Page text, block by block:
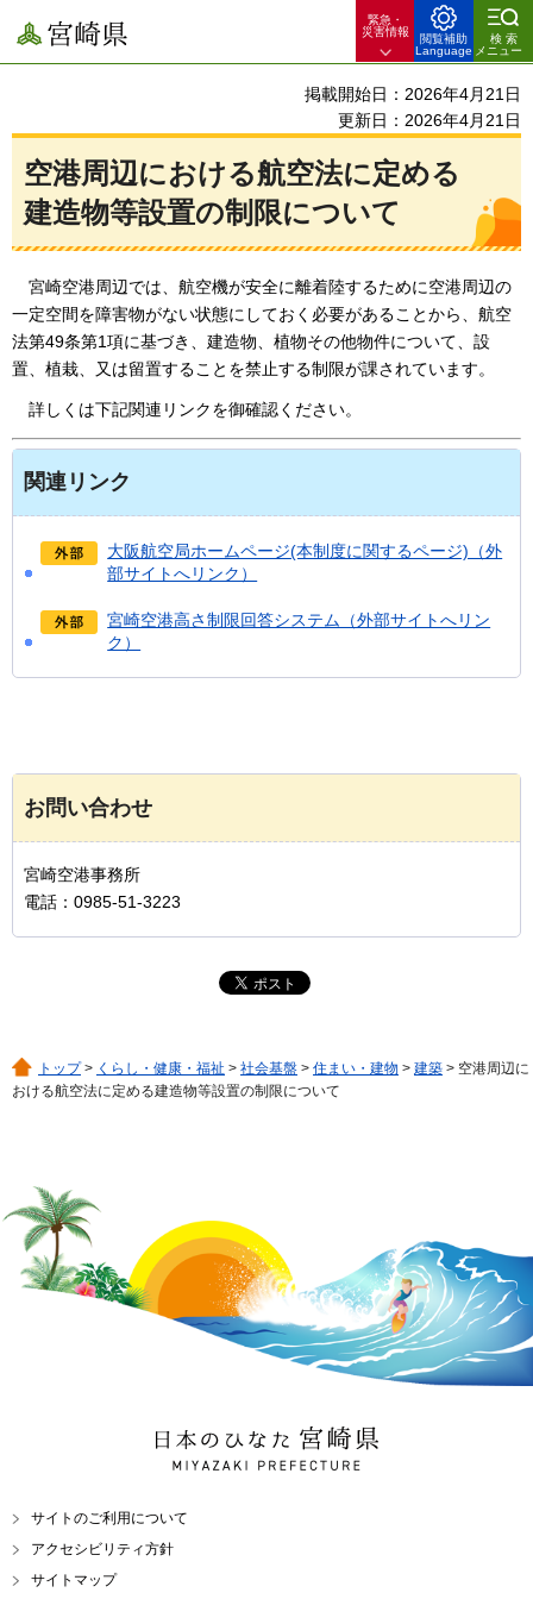
宮崎県
緊急・
災害情報
閲覧補助
Language
検索
メニュー
掲載開始日：2026年4月21日
更新日：2026年4月21日
空港周辺における航空法に定める
建造物等設置の制限について
宮崎空港周辺では、航空機が安全に離着陸するために空港周辺の
一定空間を障害物がない状態にしておく必要があることから、航空
法第49条第1項に基づき、建造物、植物その他物件について、設
置、植栽、又は留置することを禁止する制限が課されています。
詳しくは下記関連リンクを御確認ください。
関連リンク
大阪航空局ホームページ(本制度に関するページ)（外
部サイトへリンク）
宮崎空港高さ制限回答システム（外部サイトへリン
ク）
お問い合わせ
宮崎空港事務所
電話：0985-51-3223
トップ> くらし・健康・福祉 > 社会基盤 > 住まい・建物 > 建築 > 空港周辺に
おける航空法に定める建造物等設置の制限について
日本のひなた 宮崎県
MIYAZAKI PREFECTURE
サイトのご利用について
アクセシビリティ方針
サイトマップ